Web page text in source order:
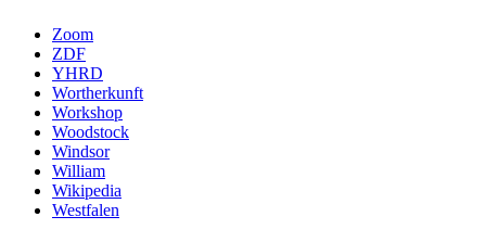
Zoom
ZDF
YHRD
Wortherkunft
Workshop
Woodstock
Windsor
William
Wikipedia
Westfalen